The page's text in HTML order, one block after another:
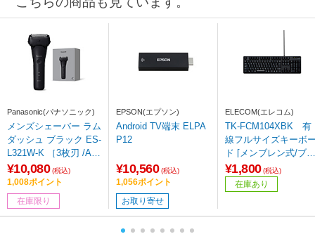
Panasonic(パナソニック)
メンズシェーバー ラム
ダッシュ ブラック ES-
L321W-K ［3枚刃 /AC
100V-240V］ 【864】
¥10,080 (税込)
1,008ポイント
在庫限り
EPSON(エプソン)
Android TV端末 ELPA
P12
¥10,560 (税込)
1,056ポイント
お取り寄せ
ELECOM(エレコム)
TK-FCM104XBK 有
線フルサイズキーボ
ド [メンブレン式/ブラ
ック]
¥1,800 (税込)
在庫あり